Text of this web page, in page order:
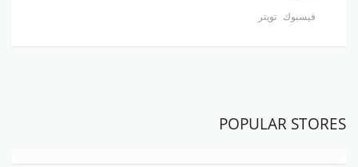
فيسبوك تويتر
POPULAR STORES